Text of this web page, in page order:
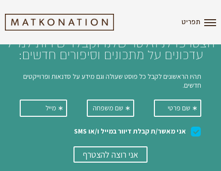
תפריט
הצטרפו לניוזלטר שלנו וקבלו ישירות למייל
עדכונים על מתכונים וסיפורים חדשים: